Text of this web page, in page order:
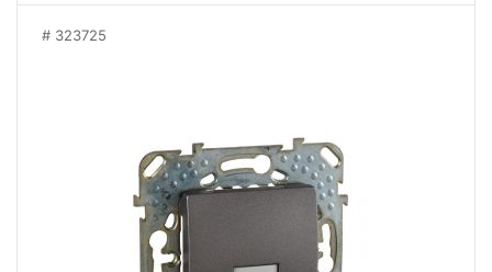
323725